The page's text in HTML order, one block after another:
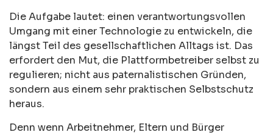
Die Aufgabe lautet: einen verantwortungsvollen
Umgang mit einer Technologie zu entwickeln, die
längst Teil des gesellschaftlichen Alltags ist. Das
erfordert den Mut, die Plattformbetreiber selbst zu
regulieren; nicht aus paternalistischen Gründen,
sondern aus einem sehr praktischen Selbstschutz
heraus.
Denn wenn Arbeitnehmer, Eltern und Bürger